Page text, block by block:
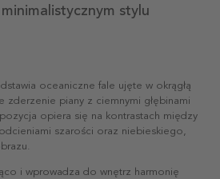
stylu
oceaniczne fale ujęte w okrągłą
zderzenie piany z ciemnymi głębinami
opiera się na kontrastach między
szarości oraz niebieskiego,
i wprowadza do wnętrz harmonię